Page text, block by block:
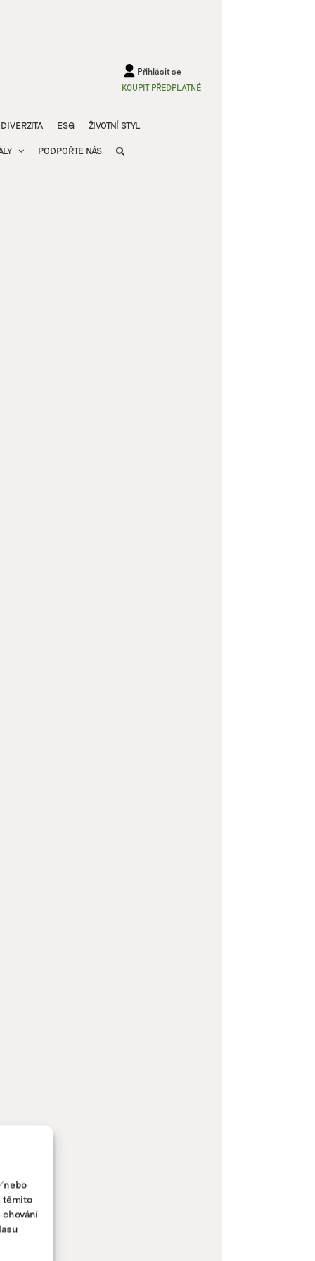
nebo
těmito
chování
Přihlásit se
KOUPIT PŘEDPLATNÉ
ESG ŽIVOTNÍ STYL
PODPOŘTE NÁS